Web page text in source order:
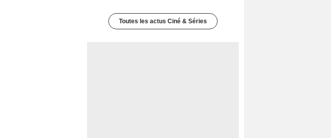
Toutes les actus Ciné & Séries